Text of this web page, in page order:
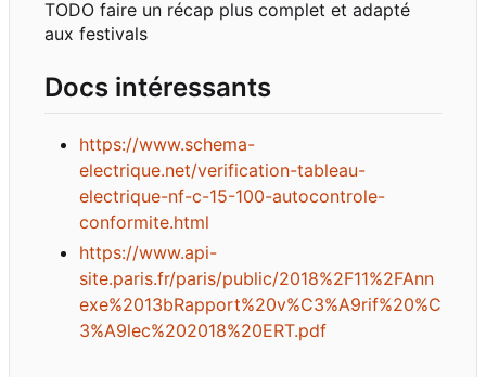
TODO faire un récap plus complet et adapté
aux festivals
Docs intéressants
https://www.schema-
electrique.net/verification-tableau-
electrique-nf-c-15-100-autocontrole-
conformite.html
https://www.api-
site.paris.fr/paris/public/2018%2F11%2FAnn
exe%2013bRapport%20v%C3%A9rif%20%C
3%A9lec%202018%20ERT.pdf